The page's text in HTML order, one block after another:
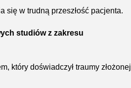
się w trudną przeszłość pacjenta.
studiów z zakresu
który doświadczył traumy złożonej